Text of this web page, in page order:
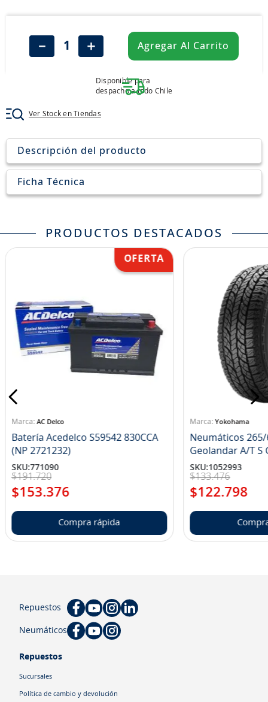
＋
－ Agregar Al Carrito
Disponible para
despacho a todo Chile
Ver Stock en Tiendas
Descripción del producto
Ficha Técnica
PRODUCTOS DESTACADOS
AC Delco
Batería Acedelco S59542 830CCA
(NP 2721232)
SKU:771090
$191.720
$153.376
Compra rápida
Yokohama
Neumáticos 265/
SKU:1052993
$133.476
$122.798
Repuestos
Neumáticos
Repuestos
Sucursales
Política de cambio y devolución
aceite